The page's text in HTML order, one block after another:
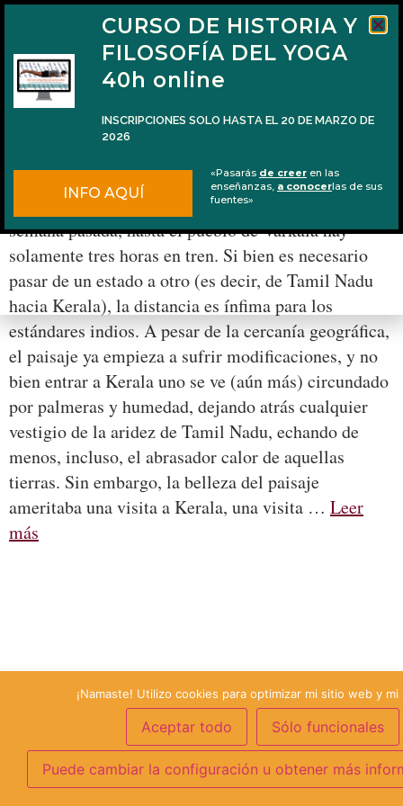
Los principios por el acantilado
Desde Kanyakumari, locación de la crónica de la
semana pasada, hasta el pueblo de Varkala hay
solamente tres horas en tren. Si bien es necesario
pasar de un estado a otro (es decir, de Tamil Nadu
hacia Kerala), la distancia es ínfima para los
estándares indios. A pesar de la cercanía geográfica,
el paisaje ya empieza a sufrir modificaciones, y no
bien entrar a Kerala uno se ve (aún más) circundado
por palmeras y humedad, dejando atrás cualquier
vestigio de la aridez de Tamil Nadu, echando de
menos, incluso, el abrasador calor de aquellas
tierras. Sin embargo, la belleza del paisaje
ameritaba una visita a Kerala, una visita … Leer
más
¡Namaste! Utilizo cookies para optimizar mi sitio web y mi
Aceptar todo Sólo funcionales
Puede cambiar la configuración u obtener más
CURSO DE HISTORIA Y
FILOSOFÍA DEL YOGA
40h online
INSCRIPCIONES SOLO HASTA EL 20 DE MARZO DE
2026
INFO AQUÍ
«Pasarás de creer en las
enseñanzas, a conocerlas de sus
fuentes»